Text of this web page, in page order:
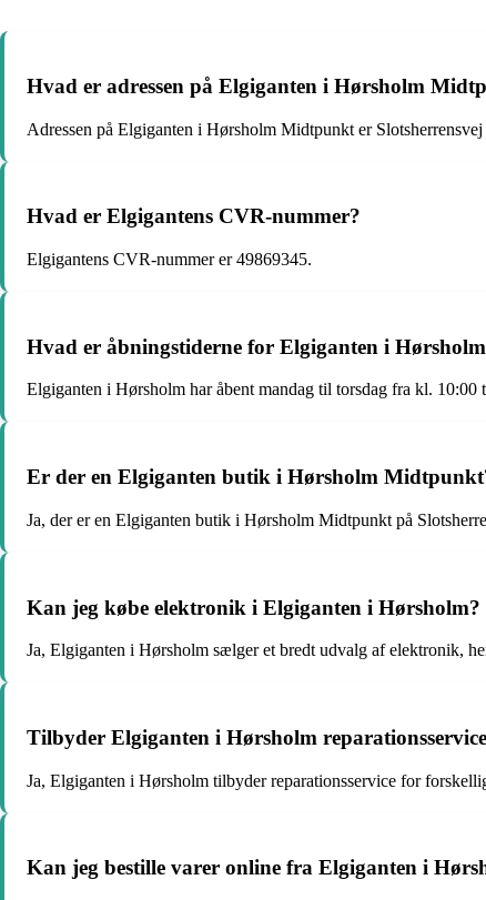
Hvad er adressen på Elgiganten i Hørsholm
Adressen på Elgiganten i Hørsholm Midtpunkt er
Hvad er Elgigantens CVR-nummer?
Elgigantens CVR-nummer er 49869345.
Hvad er åbningstiderne for Elgiganten i
Elgiganten i Hørsholm har åbent mandag til torsdag fra kl.
Er der en Elgiganten butik i Hørsholm
Ja, der er en Elgiganten butik i Hørsholm Midtpunkt på
Kan jeg købe elektronik i Elgiganten i Hørsholm?
Ja, Elgiganten i Hørsholm sælger et bredt udvalg af elektronik,
Tilbyder Elgiganten i Hørsholm
Ja, Elgiganten i Hørsholm tilbyder reparationsservice for
Kan jeg bestille varer online fra Elgiganten i